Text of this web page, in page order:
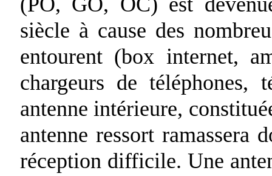
siècle à cause des
entourent (box internet,
chargeurs de téléphones,
antenne intérieure,
antenne ressort ramassera
réception difficile. Une